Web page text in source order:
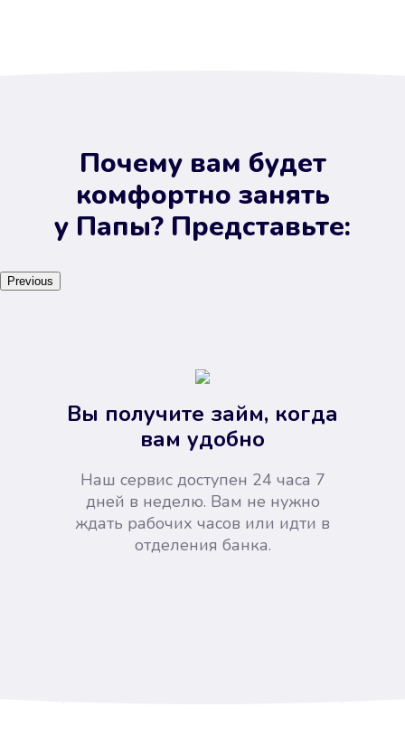
Почему вам будет
комфортно занять
у Папы? Представьте:
Previous
Вы получите займ, когда
вам удобно
Наш сервис доступен 24 часа 7
дней в неделю. Вам не нужно
ждать рабочих часов или идти в
отделения банка.